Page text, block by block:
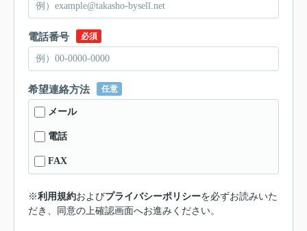
電話番号 必須
希望連絡方法 任意
メール
電話
FAX
※利用規約およびプライバシーポリシーを必ずお読みいた
だき、同意の上確認画面へお進みください。